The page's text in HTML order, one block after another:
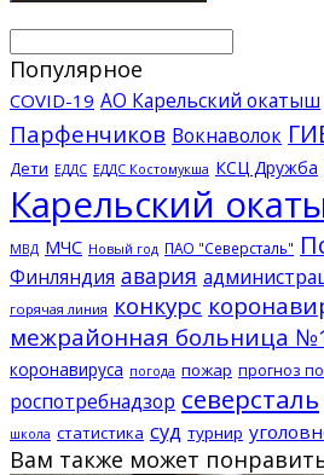
Популярное
COVID-19 АО Карельский окатыш
Парфенчиков Вокнаволок
Дети ЕДДС ЕДДС Костомукша КСЦ Дружба
Карельский
МВД МЧС Новый год ПАО "Северсталь"
Финляндия авария
горячая линия конкурс
межрайонная больница
коронавируса погода пожар прогноз
роспотребнадзор северсталь
школа статистика суд турнир
Вам также может